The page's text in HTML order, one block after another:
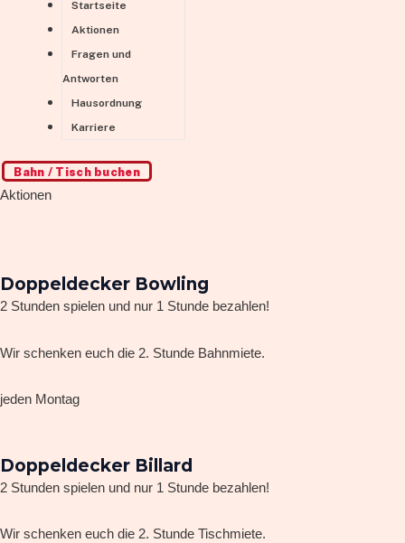
Startseite
Aktionen
Fragen und
Antworten
Hausordnung
Karriere
Bahn / Tisch buchen
Aktionen
Doppeldecker Bowling
2 Stunden spielen und nur 1 Stunde bezahlen!
Wir schenken euch die 2. Stunde Bahnmiete.
jeden Montag
Doppeldecker Billard
2 Stunden spielen und nur 1 Stunde bezahlen!
Wir schenken euch die 2. Stunde Tischmiete.